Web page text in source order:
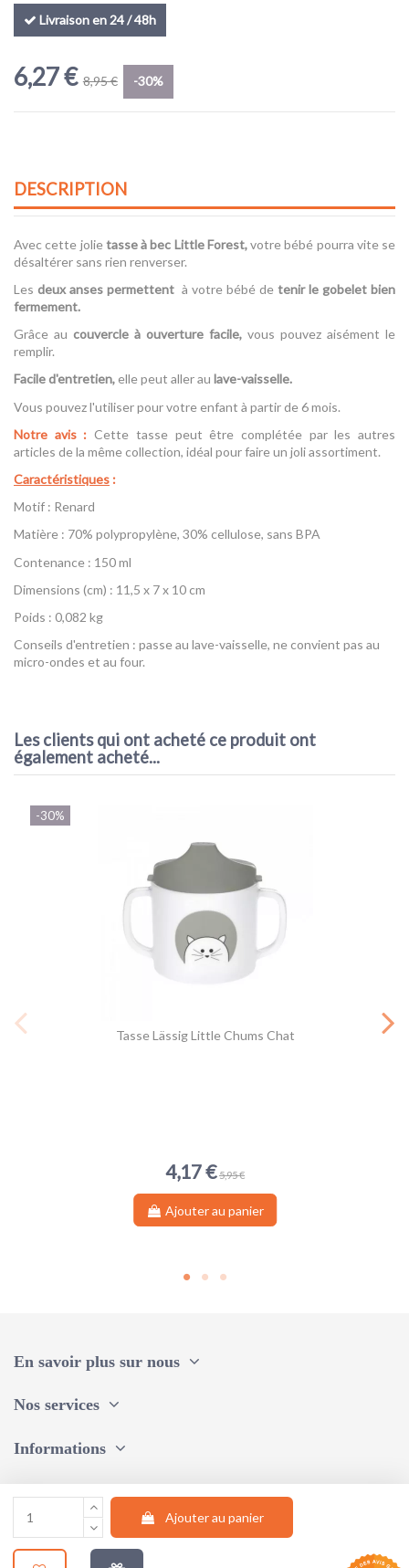
Livraison en 24 / 48h
6,27 € 8,95 € -30%
Ajouter au panier
DESCRIPTION
Avec cette jolietasse à bec Little Forest,votre bébé pourra vite se
désaltérer sans rien renverser.
Les deux anses permettent à votre bébé de tenir le gobelet bien
fermement.
Grâce au couvercle à ouverture facile, vous pouvez aisément le
remplir.
Facile d'entretien, elle peut aller au lave-vaisselle.
Vous pouvez l'utiliser pour votre enfant à partir de 6 mois.
Notre avis : Cette tasse peut être complétée par les autres
articles de la même collection, idéal pour faire un joli assortiment.
Caractéristiques :
Motif : Renard
Matière : 70% polypropylène, 30% cellulose, sans BPA
Contenance : 150 ml
Dimensions (cm) : 11,5 x 7 x 10 cm
Poids : 0,082 kg
Conseils d'entretien : passe au lave-vaisselle, ne convient pas au
micro-ondes et au four.
Les clients qui ont acheté ce produit ont
également acheté...
-30%
Tasse Lässig Little Chums Chat
4,17 € 5,95 €
Ajouter au panier
En savoir plus sur nous
Nos services
Informations
Suivez-nous